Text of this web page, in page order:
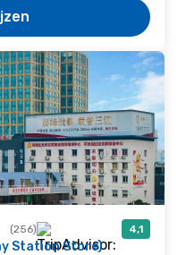
(256) 4,1
Station Store)